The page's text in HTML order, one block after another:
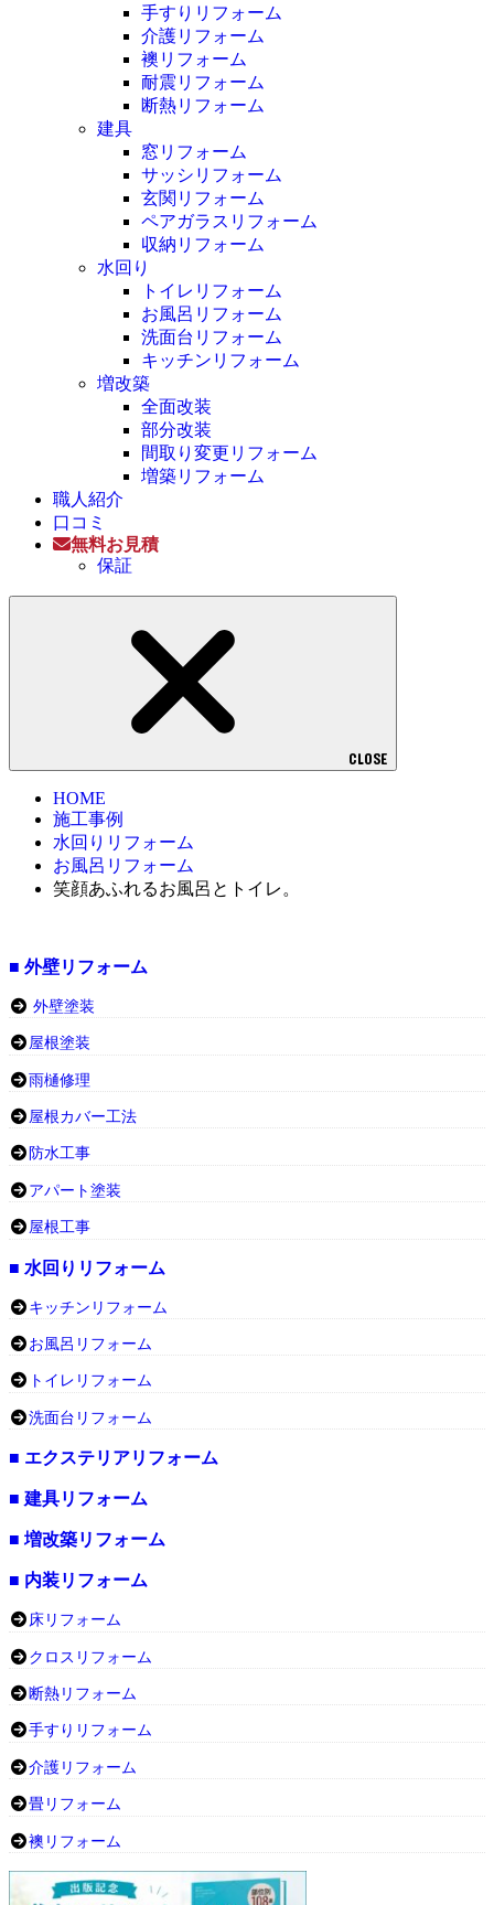
手すりリフォーム
介護リフォーム
襖リフォーム
耐震リフォーム
断熱リフォーム
建具
窓リフォーム
サッシリフォーム
玄関リフォーム
ペアガラスリフォーム
収納リフォーム
水回り
トイレリフォーム
お風呂リフォーム
洗面台リフォーム
キッチンリフォーム
増改築
全面改装
部分改装
間取り変更リフォーム
増築リフォーム
職人紹介
口コミ
無料お見積
保証
CLOSE
HOME
施工事例
水回りリフォーム
お風呂リフォーム
笑顔あふれるお風呂とトイレ。
■ 外壁リフォーム
外壁塗装
屋根塗装
雨樋修理
屋根カバー工法
防水工事
アパート塗装
屋根工事
■ 水回りリフォーム
キッチンリフォーム
お風呂リフォーム
トイレリフォーム
洗面台リフォーム
■ エクステリアリフォーム
■ 建具リフォーム
■ 増改築リフォーム
■ 内装リフォーム
床リフォーム
クロスリフォーム
断熱リフォーム
手すりリフォーム
介護リフォーム
畳リフォーム
襖リフォーム